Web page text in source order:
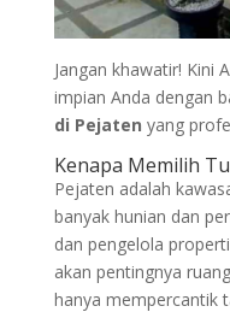
Jangan khawatir! Kini
impian Anda dengan
di Pejaten yang
Kenapa Memilih
Pejaten adalah
banyak hunian dan
dan pengelola
akan pentingnya
hanya mempercantik